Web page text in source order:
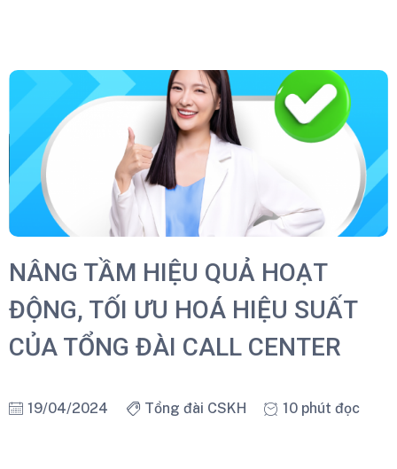
NÂNG TẦM HIỆU QUẢ HOẠT
ĐỘNG, TỐI ƯU HOÁ HIỆU SUẤT
CỦA TỔNG ĐÀI CALL CENTER
19/04/2024 Tổng đài CSKH 10 phút đọc